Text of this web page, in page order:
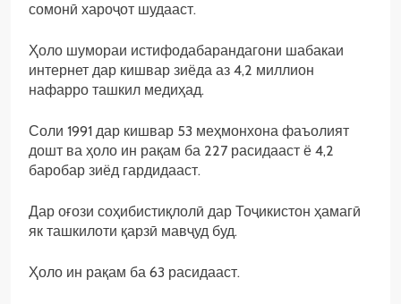
сомонӣ хароҷот шудааст.
Ҳоло шумораи истифодабарандагони шабакаи
интернет дар кишвар зиёда аз 4,2 миллион
нафарро ташкил медиҳад.
Соли 1991 дар кишвар 53 меҳмонхона фаъолият
дошт ва ҳоло ин рақам ба 227 расидааст ё 4,2
баробар зиёд гардидааст.
Дар оғози соҳибистиқлолӣ дар Тоҷикистон ҳамагӣ
як ташкилоти қарзӣ мавҷуд буд.
Ҳоло ин рақам ба 63 расидааст.